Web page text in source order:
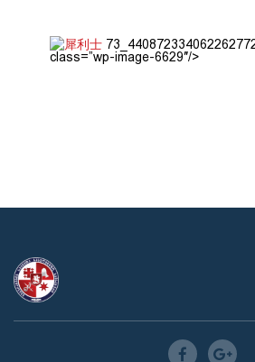
犀利士
class=”wp-image-6629″/>